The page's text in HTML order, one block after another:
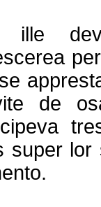
ille
de
super lor